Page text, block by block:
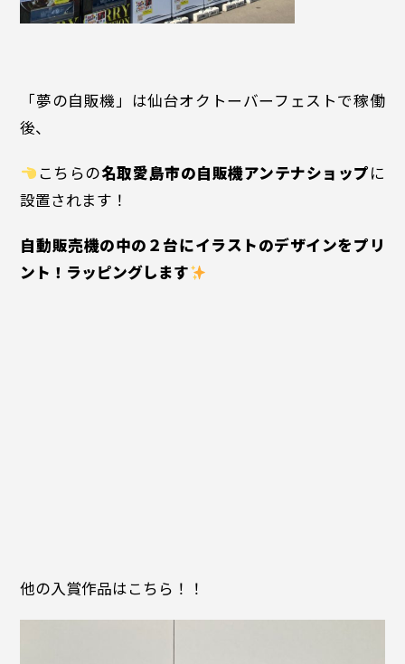
「夢の自販機」は仙台オクトーバーフェストで稼働
後、
こちらの名取愛島市の自販機アンテナショップに
設置されます！
自動販売機の中の２台にイラストのデザインをプリ
ント！ラッピングします
他の入賞作品はこちら！！